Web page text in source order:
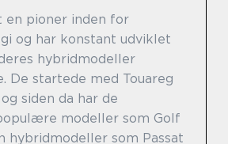
pioner inden for
og har konstant udviklet
hybridmodeller
De startede med Touareg
siden da har de
modeller som Golf
hybridmodeller som Passat